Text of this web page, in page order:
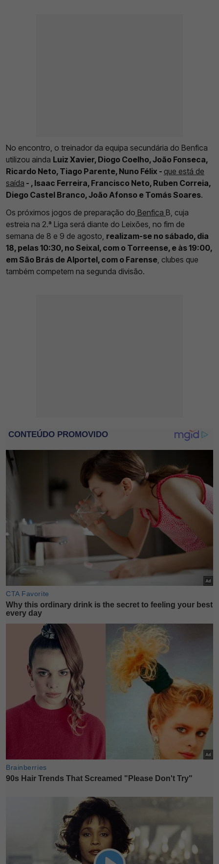
No encontro, o treinador da equipa secundária do Benfica
utilizou ainda Luiz Xavier, Diogo Coelho, João Fonseca,
Ricardo Neto, Tiago Parente, Nuno Félix - que está de
saída - , Isaac Ferreira, Francisco Neto, Ruben Correia,
Diego Castel Branco, João Afonso e Tomás Soares.
Os próximos jogos de preparação do Benfica B, cuja
estreia na 2.ª Liga será diante do Leixões, no fim de
semana de 8 e 9 de agosto, realizam-se no sábado, dia
18, pelas 10:30, no Seixal, com o Torreense, e às 19:00,
em São Brás de Alportel, com o Farense , clubes que
também competem na segunda divisão.